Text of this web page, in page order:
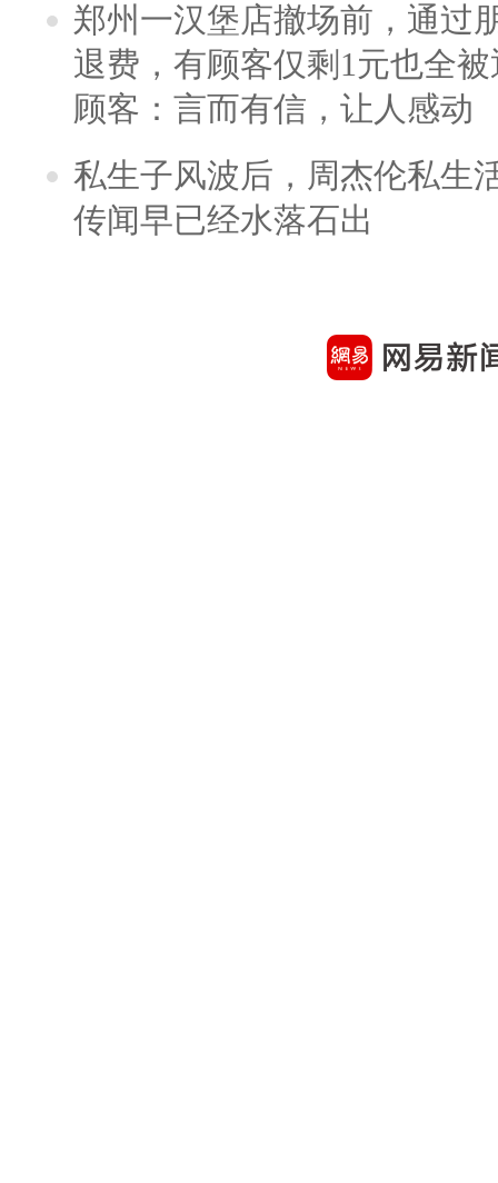
郑州一汉堡店撤场前，通过
退费，有顾客仅剩1元也全
顾客：言而有信，让人感动
私生子风波后，周杰伦私生
传闻早已经水落石出